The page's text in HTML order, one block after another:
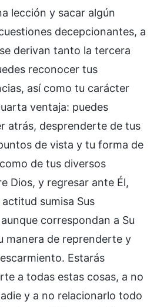
lección y sacar algún
decepcionantes, a
derivan tanto la tercera
reconocer tus
así como tu carácter
ventaja: puedes
atrás, desprenderte de tus
de vista y tu forma de
de tus diversos
Dios, y regresar ante Él,
sumisa Sus
correspondan a Su
manera de reprenderte y
Estarás
a todas estas cosas, a no
y a no relacionarlo todo